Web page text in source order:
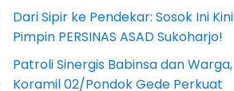
Dari Sipir ke Pendekar: Sosok Ini Kini
Pimpin PERSINAS ASAD Sukoharjo!
Patroli Sinergis Babinsa dan Warga,
Koramil 02/Pondok Gede Perkuat